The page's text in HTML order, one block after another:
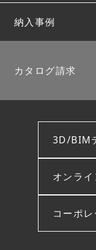
納入事例
カタログ請求
3D/BIM
オンラ
コーポ